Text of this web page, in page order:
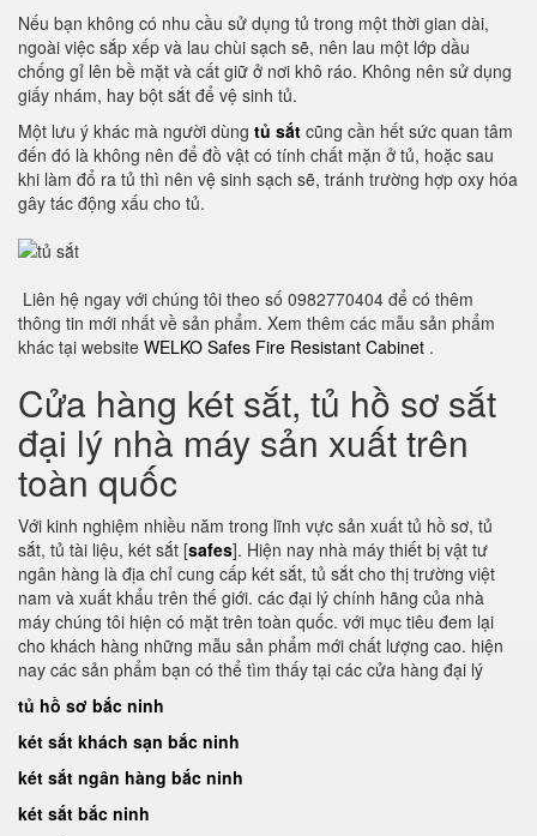
Nếu bạn không có nhu cầu sử dụng tủ trong một thời gian dài,
ngoài việc sắp xếp và lau chùi sạch sẽ, nên lau một lớp dầu
chống gỉ lên bề mặt và cất giữ ở nơi khô ráo. Không nên sử dụng
giấy nhám, hay bột sắt để vệ sinh tủ.
Một lưu ý khác mà người dùng tủ sắt cũng cần hết sức quan tâm
đến đó là không nên để đồ vật có tính chất mặn ở tủ, hoặc sau
khi làm đổ ra tủ thì nên vệ sinh sạch sẽ, tránh trường hợp oxy hóa
gây tác động xấu cho tủ.
Liên hệ ngay với chúng tôi theo số 0982770404 để có thêm
thông tin mới nhất về sản phẩm. Xem thêm các mẫu sản phẩm
khác tại website WELKO Safes Fire Resistant Cabinet .
Cửa hàng két sắt, tủ hồ sơ sắt
đại lý nhà máy sản xuất trên
toàn quốc
Với kinh nghiệm nhiều năm trong lĩnh vực sản xuất tủ hồ sơ, tủ
sắt, tủ tài liệu, két sắt [safes]. Hiện nay nhà máy thiết bị vật tư
ngân hàng là địa chỉ cung cấp két sắt, tủ sắt cho thị trường việt
nam và xuất khẩu trên thế giới. các đại lý chính hãng của nhà
máy chúng tôi hiện có mặt trên toàn quốc. với mục tiêu đem lại
cho khách hàng những mẫu sản phẩm mới chất lượng cao. hiện
nay các sản phẩm bạn có thể tìm thấy tại các cửa hàng đại lý
tủ hồ sơ bắc ninh
két sắt khách sạn bắc ninh
két sắt ngân hàng bắc ninh
két sắt bắc ninh